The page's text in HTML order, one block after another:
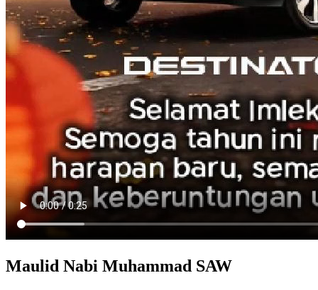
Maulid Nabi Muhammad SAW